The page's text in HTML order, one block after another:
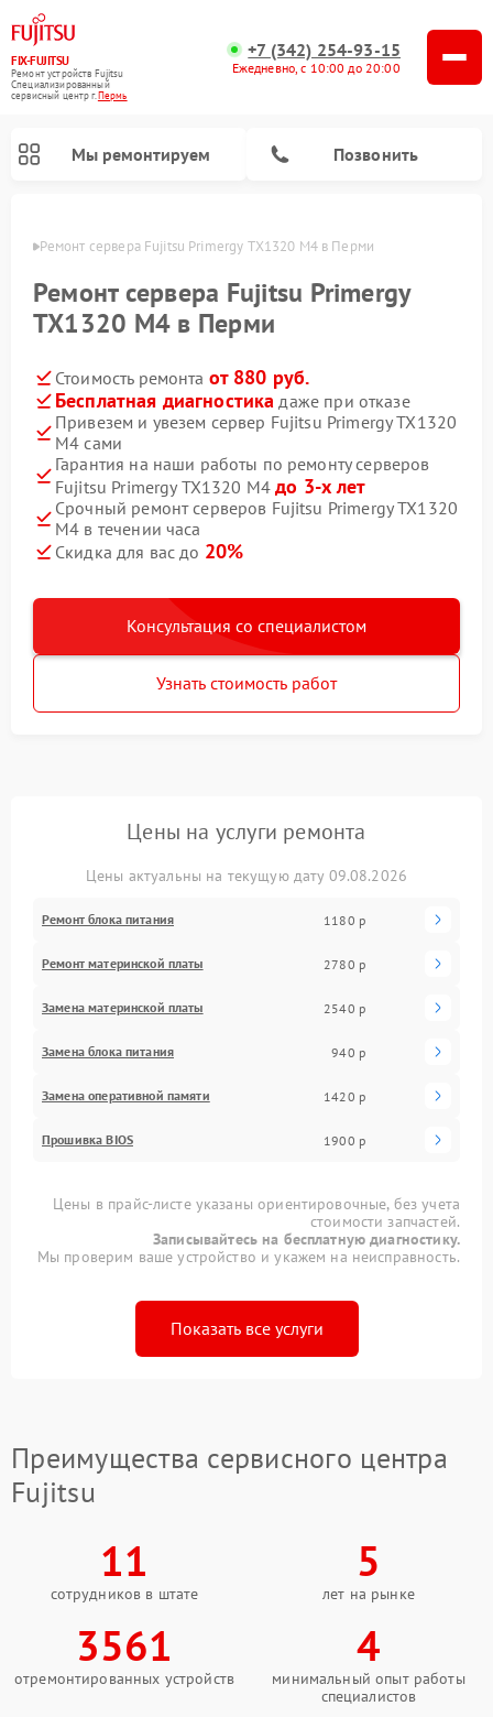
FIX-FUJITSU
Ремонт устройств Fujitsu
Специализированный
cервисный центр г.Пермь
+7 (342) 254-93-15
Ежедневно, с 10:00 до 20:00
Мы ремонтируем Позвонить
Ремонт сервера Fujitsu Primergy TX1320 M4 в Перми
Ремонт сервера Fujitsu Primergy
TX1320 M4 в Перми
Стоимость ремонта от 880 руб.
Бесплатная диагностика даже при отказе
Привезем и увезем сервер Fujitsu Primergy TX1320
M4 сами
Гарантия на наши работы по ремонту серверов
Fujitsu Primergy TX1320 M4до 3-х лет
Срочный ремонт серверов Fujitsu Primergy TX1320
M4 в течении часа
Скидка для вас до 20%
Консультация со специалистом
Узнать стоимость работ
Цены на услуги ремонта
Цены актуальны на текущую дату 09.08.2026
Ремонт блока питания 1180 р
Ремонт материнской платы 2780 р
Замена материнской платы 2540 р
Замена блока питания 940 р
Замена оперативной памяти 1420 р
Прошивка BIOS 1900 р
Цены в прайс-листе указаны ориентировочные, без учета
стоимости запчастей.
Записывайтесь на бесплатную диагностику.
Мы проверим ваше устройство и укажем на неисправность.
Показать все услуги
Преимущества сервисного центра
Fujitsu
11
сотрудников в штате
5
лет на рынке
3561
отремонтированных устройств
4
минимальный опыт работы
специалистов